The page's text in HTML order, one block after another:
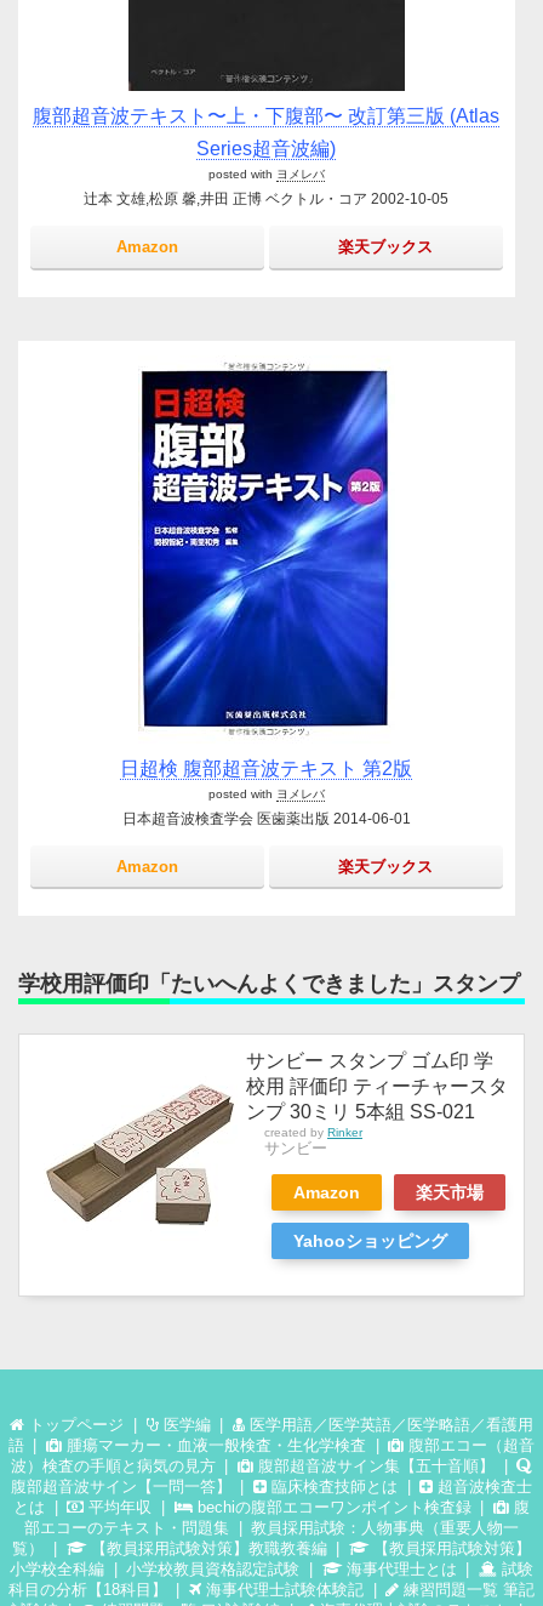
腹部超音波テキスト〜上・下腹部〜 改訂第三版 (Atlas
Series超音波編)
posted with ヨメレバ
辻本 文雄,松原 馨,井田 正博 ベクトル・コア 2002-10-05
Amazon 楽天ブックス
日超検 腹部超音波テキスト 第2版
posted with ヨメレバ
日本超音波検査学会 医歯薬出版 2014-06-01
Amazon 楽天ブックス
学校用評価印「たいへんよくできました」スタンプ
サンビー スタンプ ゴム印 学
校用 評価印 ティーチャースタ
ンプ 30ミリ 5本組 SS-021
created by Rinker
サンビー
Amazon 楽天市場
Yahooショッピング
トップページ 医学編
医学用語／医学英語／医学略語／看護用
語
腫瘍マーカー・血液一般検査・生化学検査
腹部エコー（超音
波）検査の手順と病気の見方
腹部超音波サイン集【五十音順】
腹部超音波サイン【一問一答】
臨床検査技師とは
超音波検査士
とは
平均年収 bechiの腹部エコーワンポイント検査録
腹
部エコーのテキスト・問題集
教員採用試験：人物事典（重要人物一
覧）
【教員採用試験対策】教職教養編
【教員採用試験対策】
小学校全科編
小学校教員資格認定試験 海事代理士とは
試験
科目の分析【18科目】
海事代理士試験体験記
練習問題一覧 筆記